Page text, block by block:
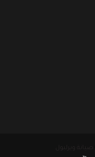
صيانة ويرلبول